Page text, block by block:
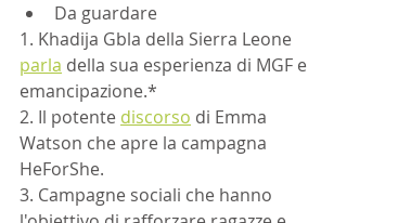
Da guardare
1. Khadija Gbla della Sierra Leone
parla della sua esperienza di MGF e
emancipazione.*
2. Il potente discorso di Emma
Watson che apre la campagna
HeForShe.
3. Campagne sociali che hanno